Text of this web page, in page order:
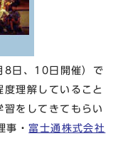
8日、10日開催）で
理解していること
をしてきてもらい
事・富士通株式会社